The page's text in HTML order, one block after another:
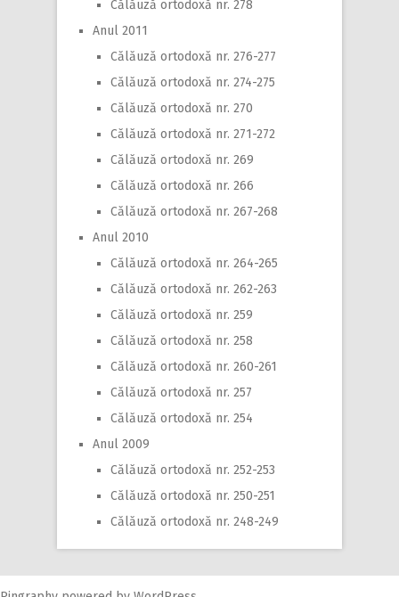
Călăuză ortodoxă nr. 278
Anul 2011
Călăuză ortodoxă nr. 276-277
Călăuză ortodoxă nr. 274-275
Călăuză ortodoxă nr. 270
Călăuză ortodoxă nr. 271-272
Călăuză ortodoxă nr. 269
Călăuză ortodoxă nr. 266
Călăuză ortodoxă nr. 267-268
Anul 2010
Călăuză ortodoxă nr. 264-265
Călăuză ortodoxă nr. 262-263
Călăuză ortodoxă nr. 259
Călăuză ortodoxă nr. 258
Călăuză ortodoxă nr. 260-261
Călăuză ortodoxă nr. 257
Călăuză ortodoxă nr. 254
Anul 2009
Călăuză ortodoxă nr. 252-253
Călăuză ortodoxă nr. 250-251
Călăuză ortodoxă nr. 248-249